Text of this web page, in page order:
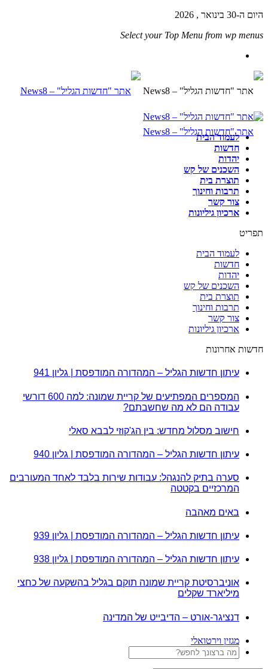
היום ה-30 בינואר , 2026
Select your Top Menu from wp menus
לעמוד הבית
חדשות
יהדות
השכנים של קש
תוצרת בית
תרבות וחינוך
צור קשר
ארכיון גיליונות
תפריט
לעמוד הבית
חדשות
יהדות
השכנים של קש
תוצרת בית
תרבות וחינוך
צור קשר
ארכיון גיליונות
חדשות אחרונות
עיתון חדשות הגליל – המהדורה המודפסת | גליון 941
המספרים המפתיעים של קריית שמונה: למה 600 דורשי
עבודה הם לא מה שחשבתם?
חישוב מסלול מחדש: בין הג'קוזי לבבא סאלי
עיתון חדשות הגליל – המהדורה המודפסת | גליון 940
סערה בתיק להנגהל: עבודות שירות בלבד לאחד המעורבים
המרכזיים בקטטה
באים מאהבה
עיתון חדשות הגליל – המהדורה המודפסת | גליון 939
עיתון חדשות הגליל – המהדורה המודפסת | גליון 938
אוניברסיטת קריית שמונה תוקם בגליל בהשקעה של כחצי
מיליארד שקלים
דנציגר-אורט – הדיבייט של המדינה
מגזין וירטואלי